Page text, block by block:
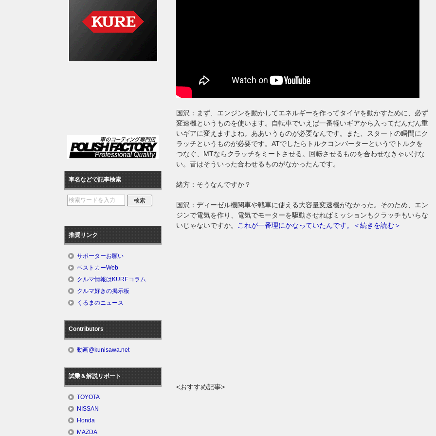
国沢：まず、エンジンを動かしてエネルギーを作ってタイヤを動かすために、必ず
変速機というものを使います。自転車でいえば一番軽いギアから入ってだんだん重
いギアに変えますよね。ああいうものが必要なんです。また、スタートの瞬間にク
ラッチというものが必要です。ATでしたらトルクコンバーターというでトルクを
つなぐ、MTならクラッチをミートさせる。回転させるものを合わせなきゃいけな
い。昔はそういった合わせるものがなかったんです。
緒方：そうなんですか？
国沢：ディーゼル機関車や戦車に使える大容量変速機がなかった。そのため、エン
ジンで電気を作り、電気でモーターを駆動させればミッションもクラッチもいらな
いじゃないですか。
これが一番理にかなっていたんです。＜続きを読む＞
<おすすめ記事>
車名などで記事検索
推奨リンク
サポーターお願い
ベストカーWeb
クルマ情報はKUREコラム
クルマ好きの掲示板
くるまのニュース
Contributors
動画@kunisawa.net
試乗＆解説リポート
TOYOTA
NISSAN
Honda
MAZDA